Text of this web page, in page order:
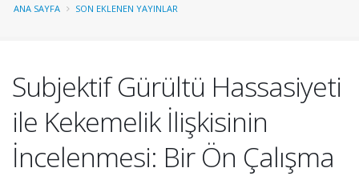
ANA SAYFA SON EKLENEN YAYINLAR
Subjektif Gürültü Hassasiyeti
ile Kekemelik İlişkisinin
İncelenmesi: Bir Ön Çalışma